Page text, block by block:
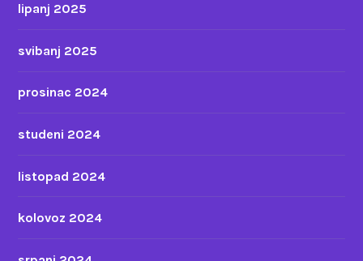
lipanj 2025
svibanj 2025
prosinac 2024
studeni 2024
listopad 2024
kolovoz 2024